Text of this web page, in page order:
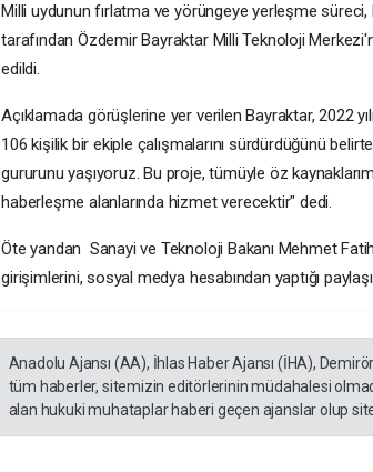
Milli uydunun fırlatma ve yörüngeye yerleşme
tarafından Özdemir Bayraktar Milli Teknoloji
edildi.
Açıklamada görüşlerine yer verilen Bayraktar, 2022
106 kişilik bir ekiple çalışmalarını sürdürdüğünü
gururunu yaşıyoruz. Bu proje, tümüyle öz
haberleşme alanlarında hizmet verecektir" dedi.
Öte yandan Sanayi ve Teknoloji Bakanı Mehmet
girişimlerini, sosyal medya hesabından yaptığı
Anadolu Ajansı (AA), İhlas Haber Ajansı (İHA),
tüm haberler, sitemizin editörlerinin müdahalesi
alan hukuki muhataplar haberi geçen ajanslar olup